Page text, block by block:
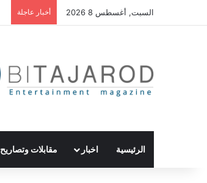
السبت, أغسطس 8 2026 أخبار عاجلة
الرئيسية اخبار مقابلات وتصاريح